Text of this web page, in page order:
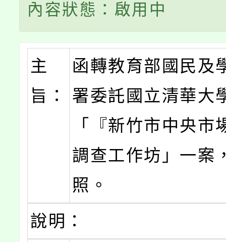
內容狀態：啟用中
主
旨：
函轉教育部國民及
署委託國立清華大
「『新竹市中央市
調查工作坊」一案
照。
說明：